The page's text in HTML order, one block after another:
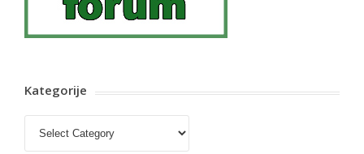
Kategorije